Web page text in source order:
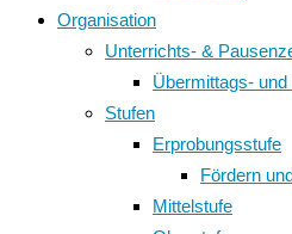
Organisation
Unterrichts- &
Übermittags-
Stufen
Erprobungsstufe
Fördern
Mittelstufe